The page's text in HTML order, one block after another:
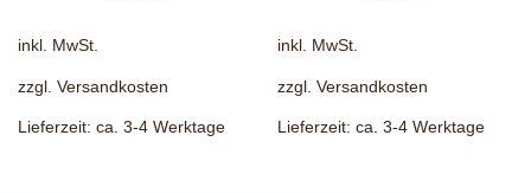
inkl. MwSt.
zzgl. Versandkosten
Lieferzeit: ca. 3-4 Werktage
inkl. MwSt.
zzgl. Versandkosten
Lieferzeit: ca. 3-4 Werktage